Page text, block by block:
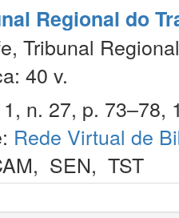
Regional do
Tribunal
40 v.
n. 27, p. 73–78,
Rede Virtual de
, SEN, TST